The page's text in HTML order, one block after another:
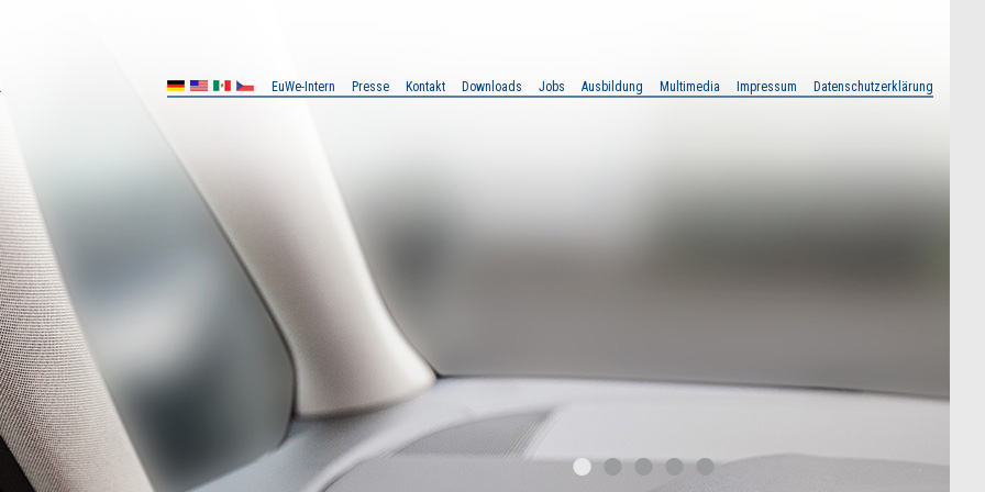
•••••
EuWe-Intern Presse Kontakt Downloads Jobs Ausbildung Multimedia Impressum Datenschutzerklärung